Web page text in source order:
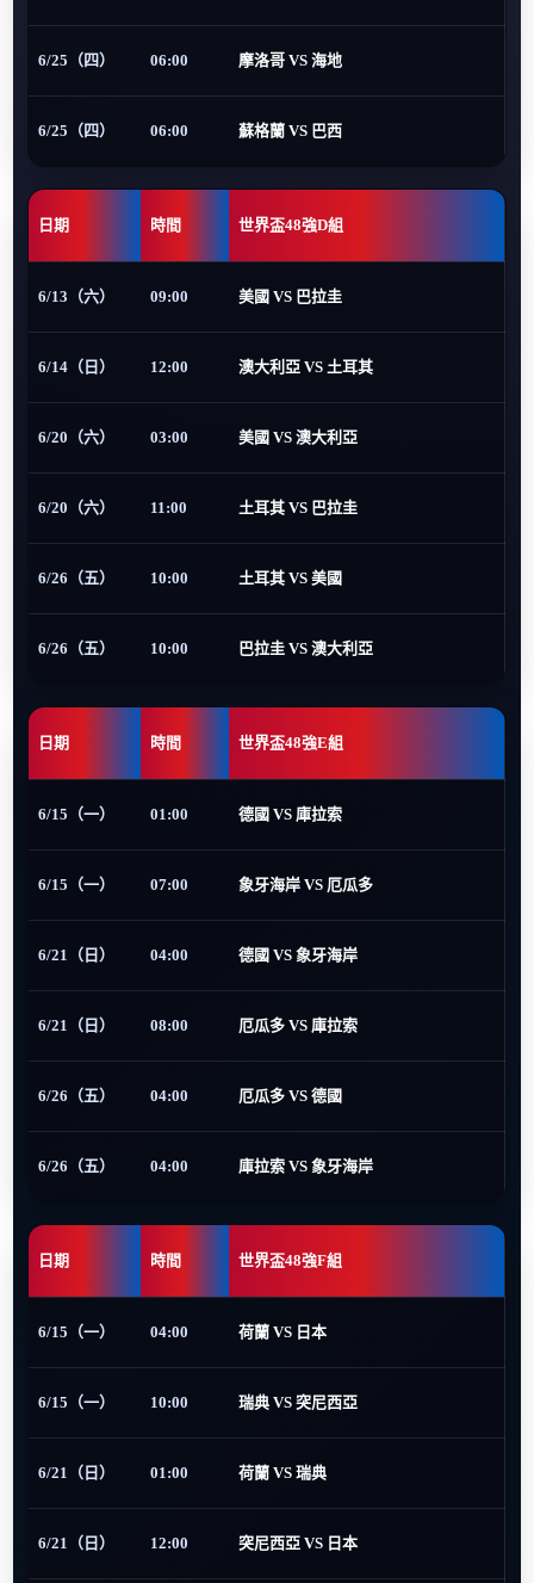
6/25（四） 06:00 摩洛哥 VS 海地
6/25（四） 06:00 蘇格蘭 VS 巴西
日期 時間 世界盃48強D組
6/13（六） 09:00 美國 VS 巴拉圭
6/14（日） 12:00 澳大利亞 VS 土耳其
6/20（六） 03:00 美國 VS 澳大利亞
6/20（六） 11:00 土耳其 VS 巴拉圭
6/26（五） 10:00 土耳其 VS 美國
6/26（五） 10:00 巴拉圭 VS 澳大利亞
日期 時間 世界盃48強E組
6/15（一） 01:00 德國 VS 庫拉索
6/15（一） 07:00 象牙海岸 VS 厄瓜多
6/21（日） 04:00 德國 VS 象牙海岸
6/21（日） 08:00 厄瓜多 VS 庫拉索
6/26（五） 04:00 厄瓜多 VS 德國
6/26（五） 04:00 庫拉索 VS 象牙海岸
日期 時間 世界盃48強F組
6/15（一） 04:00 荷蘭 VS 日本
6/15（一） 10:00 瑞典 VS 突尼西亞
6/21（日） 01:00 荷蘭 VS 瑞典
6/21（日） 12:00 突尼西亞 VS 日本